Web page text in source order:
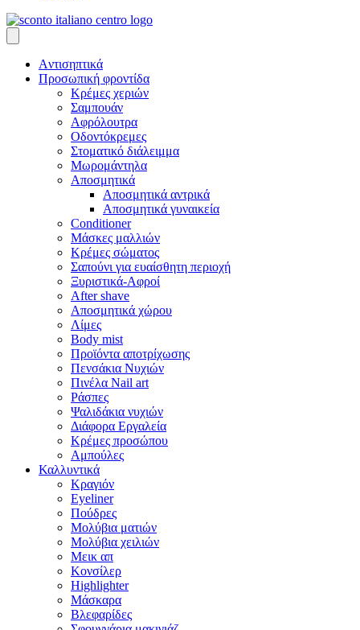
Aντισηπτικά
Προσωπική φροντίδα
Κρέμες χεριών
Σαμπουάν
Αφρόλουτρα
Οδοντόκρεμες
Στοματικό διάλειμμα
Μωρομάντηλα
Αποσμητικά
Αποσμητικά αντρικά
Αποσμητικά γυναικεία
Conditioner
Μάσκες μαλλιών
Κρέμες σώματος
Σαπούνι για ευαίσθητη περιοχή
Ξυριστικά-Αφροί
After shave
Αποσμητικά χώρου
Λίμες
Body mist
Προϊόντα αποτρίχωσης
Πενσάκια Νυχιών
Πινέλα Nail art
Ράσπες
Ψαλιδάκια νυχιών
Διάφορα Εργαλεία
Κρέμες προσώπου
Αμπούλες
Καλλυντικά
Κραγιόν
Eyeliner
Πούδρες
Μολύβια ματιών
Μολύβια χειλιών
Μεικ απ
Κονσίλερ
Highlighter
Μάσκαρα
Βλεφαρίδες